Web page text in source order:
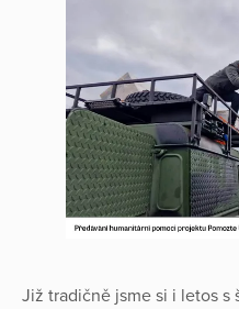
Již tradičně jsme si i letos